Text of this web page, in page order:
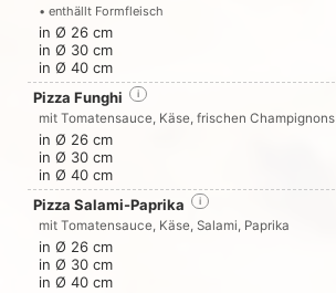
• enthällt Formfleisch
in Ø 26 cm
in Ø 30 cm
in Ø 40 cm
Pizza Funghi
i
mit Tomatensauce, Käse, frischen Champignons
in Ø 26 cm
in Ø 30 cm
in Ø 40 cm
Pizza Salami-Paprika
i
mit Tomatensauce, Käse, Salami, Paprika
in Ø 26 cm
in Ø 30 cm
in Ø 40 cm